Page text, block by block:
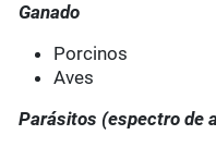
Ganado
Porcinos
Aves
Parásitos (espectro de